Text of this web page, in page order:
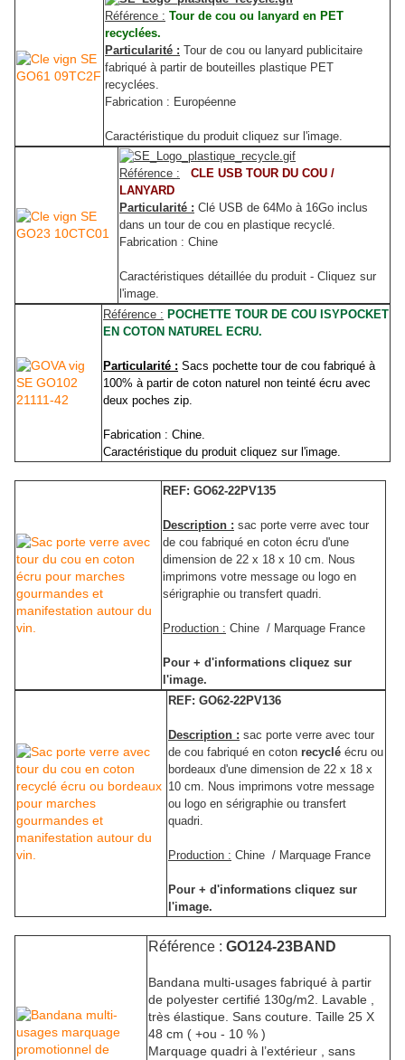
Référence : Tour de cou ou lanyard en PET
recyclées.
Particularité : Tour de cou ou lanyard publicitaire
fabriqué à partir de bouteilles plastique PET
recyclées.
Fabrication : Européenne
Caractéristique du produit cliquez sur l'image.
Référence :
CLE USB TOUR DU COU /
LANYARD
Particularité : Clé USB de 64Mo à 16Go inclus
dans un tour de cou en plastique recyclé.
Fabrication : Chine
Caractéristiques détaillée du produit - Cliquez sur
l'image.
Référence : POCHETTE TOUR DE COU ISYPOCKET
EN COTON NATUREL ECRU.
Particularité : Sacs pochette tour de cou fabriqué à
100% à partir de coton naturel non teinté écru avec
deux poches zip.
Fabrication : Chine.
Caractéristique du produit cliquez sur l'image.
REF: GO62-22PV135
Description : sac porte verre avec tour
de cou fabriqué en coton écru d'une
dimension de 22 x 18 x 10 cm. Nous
imprimons votre message ou logo en
sérigraphie ou transfert quadri.
Production : Chine / Marquage France
Pour + d'informations cliquez sur
l'image.
REF: GO62-22PV136
Description : sac porte verre avec tour
de cou fabriqué en coton recyclé écru ou
bordeaux d'une dimension de 22 x 18 x
10 cm. Nous imprimons votre message
ou logo en sérigraphie ou transfert
quadri.
Production : Chine / Marquage France
Pour + d'informations cliquez sur
l'image.
Référence : GO124-23BAND
Bandana multi-usages fabriqué à partir
de polyester certifié 130g/m2. Lavable ,
très élastique. Sans couture. Taille 25 X
48 cm ( +ou - 10 % )
Marquage quadri à l’extérieur , sans